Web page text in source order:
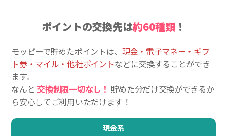
ポイントの交換先は約60種類 ！
モッピーで貯めたポイントは、 現金・電子マネー・ギフ
ト券・マイル・他社ポイントなどに交換することができ
ます。
なんと 交換制限一切なし！ 貯めた分だけ交換ができるか
ら安心してご利用いただけます！
現金系